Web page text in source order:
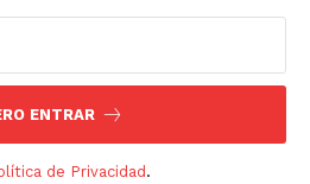
ENTRAR
de Privacidad .